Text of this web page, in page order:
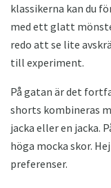
klassikerna kan du
med ett glatt
redo att se lite
till experiment.
På gatan är det
shorts kombineras
jacka eller en jacka.
höga mocka skor.
preferenser.